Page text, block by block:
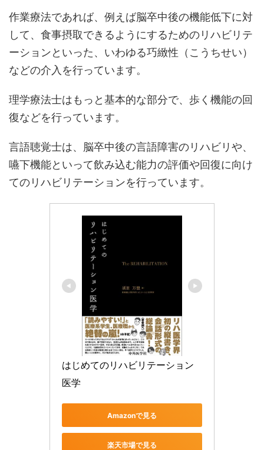
作業療法であれば、例えば脳卒中後の機能低下に対
して、食事摂取できるようにするためのリハビリテ
ーションといった、いわゆる巧緻性（こうちせい）
などの介入を行っています。
理学療法士はもっと基本的な部分で、歩く機能の回
復などを行っています。
言語聴覚士は、脳卒中後の言語障害のリハビリや、
嚥下機能といって飲み込む能力の評価や回復に向け
てのリハビリテーションを行っています。
はじめてのリハビリテーション
医学
Amazonで見る
楽天市場で見る